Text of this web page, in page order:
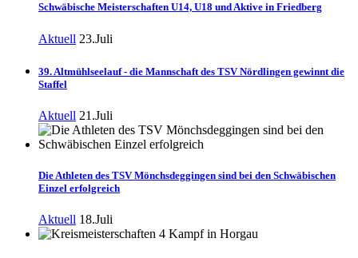
Schwäbische Meisterschaften U14, U18 und Aktive in Friedberg
Aktuell 23.Juli
39. Altmühlseelauf - die Mannschaft des TSV Nördlingen gewinnt die
Staffel
Aktuell 21.Juli
Die Athleten des TSV Mönchsdeggingen sind bei den Schwäbischen
Einzel erfolgreich
Aktuell 18.Juli